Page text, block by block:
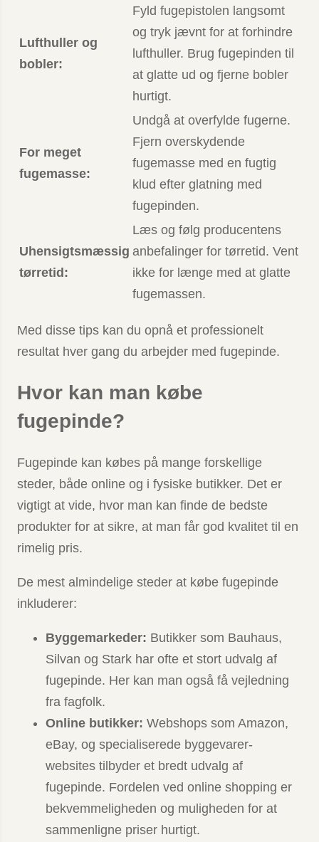
Lufthuller og
bobler:
Fyld fugepistolen langsomt
og tryk jævnt for at forhindre
lufthuller. Brug fugepinden til
at glatte ud og fjerne bobler
hurtigt.
For meget
fugemasse:
Undgå at overfylde fugerne.
Fjern overskydende
fugemasse med en fugtig
klud efter glatning med
fugepinden.
Uhensigtsmæssig
tørretid:
Læs og følg producentens
anbefalinger for tørretid. Vent
ikke for længe med at glatte
fugemassen.
Med disse tips kan du opnå et professionelt
resultat hver gang du arbejder med fugepinde.
Hvor kan man købe
fugepinde?
Fugepinde kan købes på mange forskellige
steder, både online og i fysiske butikker. Det er
vigtigt at vide, hvor man kan finde de bedste
produkter for at sikre, at man får god kvalitet til en
rimelig pris.
De mest almindelige steder at købe fugepinde
inkluderer:
Byggemarkeder: Butikker som Bauhaus,
Silvan og Stark har ofte et stort udvalg af
fugepinde. Her kan man også få vejledning
fra fagfolk.
Online butikker: Webshops som Amazon,
eBay, og specialiserede byggevarer-
websites tilbyder et bredt udvalg af
fugepinde. Fordelen ved online shopping er
bekvemmeligheden og muligheden for at
sammenligne priser hurtigt.